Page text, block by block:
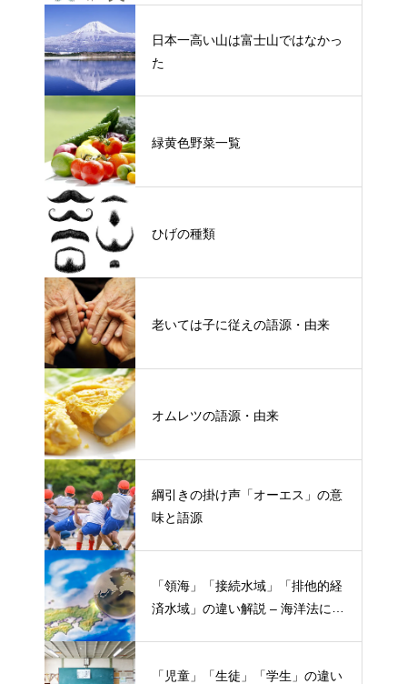
日本一高い山は富士山ではなかっ
た
緑黄色野菜一覧
ひげの種類
老いては子に従えの語源・由来
オムレツの語源・由来
綱引きの掛け声「オーエス」の意
味と語源
「領海」「接続水域」「排他的経
済水域」の違い解説 – 海洋法にお
「児童」「生徒」「学生」の違い